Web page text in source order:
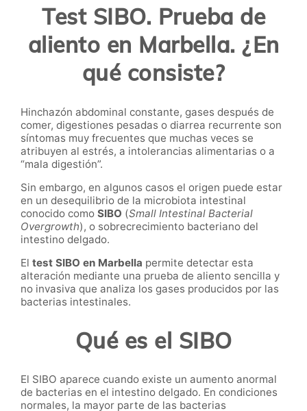
Test SIBO. Prueba de
aliento en Marbella. ¿En
qué consiste?
Hinchazón abdominal constante, gases después de
comer, digestiones pesadas o diarrea recurrente son
síntomas muy frecuentes que muchas veces se
atribuyen al estrés, a intolerancias alimentarias o a
“mala digestión”.
Sin embargo, en algunos casos el origen puede estar
en un desequilibrio de la microbiota intestinal
conocido como SIBO (Small Intestinal Bacterial
Overgrowth), o sobrecrecimiento bacteriano del
intestino delgado.
El test SIBO en Marbella permite detectar esta
alteración mediante una prueba de aliento sencilla y
no invasiva que analiza los gases producidos por las
bacterias intestinales.
Qué es el SIBO
El SIBO aparece cuando existe un aumento anormal
de bacterias en el intestino delgado. En condiciones
normales, la mayor parte de las bacterias